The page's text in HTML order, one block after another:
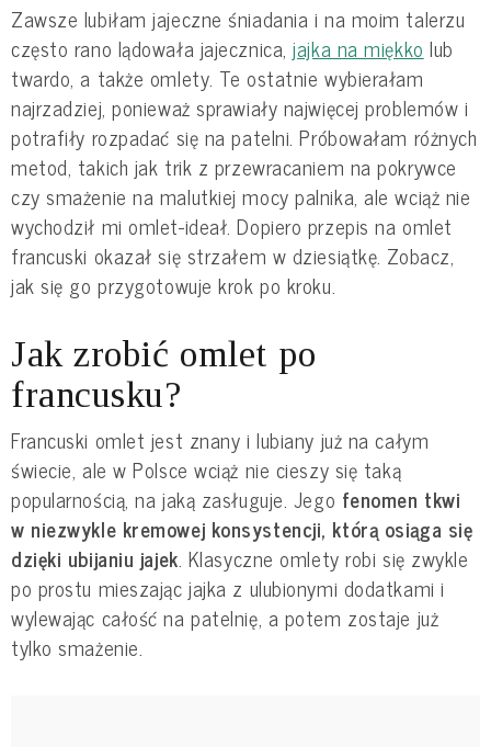
Zawsze lubiłam jajeczne śniadania i na moim talerzu
często rano lądowała jajecznica,jajka na miękko lub
twardo, a także omlety. Te ostatnie wybierałam
najrzadziej, ponieważ sprawiały najwięcej problemów i
potrafiły rozpadać się na patelni. Próbowałam różnych
metod, takich jak trik z przewracaniem na pokrywce
czy smażenie na malutkiej mocy palnika, ale wciąż nie
wychodził mi omlet-ideał. Dopiero przepis na omlet
francuski okazał się strzałem w dziesiątkę. Zobacz,
jak się go przygotowuje krok po kroku.
Jak zrobić omlet po
francusku?
Francuski omlet jest znany i lubiany już na całym
świecie, ale w Polsce wciąż nie cieszy się taką
popularnością, na jaką zasługuje. Jego fenomen tkwi
w niezwykle kremowej konsystencji, którą osiąga się
dzięki ubijaniu jajek. Klasyczne omlety robi się zwykle
po prostu mieszając jajka z ulubionymi dodatkami i
wylewając całość na patelnię, a potem zostaje już
tylko smażenie.